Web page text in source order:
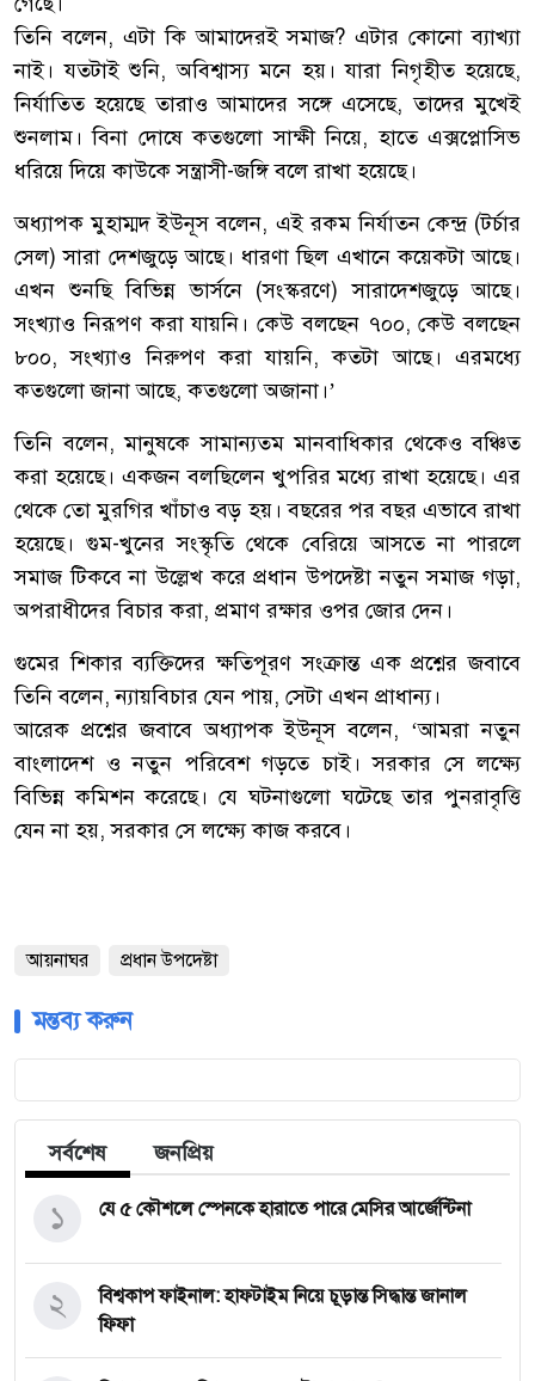
তিনি বলেন, এটা কি আমাদেরই সমাজ? এটার কোনো ব্যাখ্যা
নাই। যতটাই শুনি, অবিশ্বাস্য মনে হয়। যারা নিগৃহীত হয়েছে,
নির্যাতিত হয়েছে তারাও আমাদের সঙ্গে এসেছে, তাদের মুখেই
শুনলাম। বিনা দোষে কতগুলো সাক্ষী নিয়ে, হাতে এক্সপ্লোসিভ
ধরিয়ে দিয়ে কাউকে সন্ত্রাসী-জঙ্গি বলে রাখা হয়েছে।
অধ্যাপক মুহাম্মদ ইউনূস বলেন, এই রকম নির্যাতন কেন্দ্র (টর্চার
সেল) সারা দেশজুড়ে আছে। ধারণা ছিল এখানে কয়েকটা আছে।
এখন শুনছি বিভিন্ন ভার্সনে (সংস্করণে) সারাদেশজুড়ে আছে।
সংখ্যাও নিরূপণ করা যায়নি। কেউ বলছেন ৭০০, কেউ বলছেন
৮০০, সংখ্যাও নিরুপণ করা যায়নি, কতটা আছে। এরমধ্যে
কতগুলো জানা আছে, কতগুলো অজানা।’
তিনি বলেন, মানুষকে সামান্যতম মানবাধিকার থেকেও বঞ্চিত
করা হয়েছে। একজন বলছিলেন খুপরির মধ্যে রাখা হয়েছে। এর
থেকে তো মুরগির খাঁচাও বড় হয়। বছরের পর বছর এভাবে রাখা
হয়েছে। গুম-খুনের সংস্কৃতি থেকে বেরিয়ে আসতে না পারলে
সমাজ টিকবে না উল্লেখ করে প্রধান উপদেষ্টা নতুন সমাজ গড়া,
অপরাধীদের বিচার করা, প্রমাণ রক্ষার ওপর জোর দেন।
গুমের শিকার ব্যক্তিদের ক্ষতিপূরণ সংক্রান্ত এক প্রশ্নের জবাবে
তিনি বলেন, ন্যায়বিচার যেন পায়, সেটা এখন প্রাধান্য।
আরেক প্রশ্নের জবাবে অধ্যাপক ইউনূস বলেন, ‘আমরা নতুন
বাংলাদেশ ও নতুন পরিবেশ গড়তে চাই। সরকার সে লক্ষ্যে
বিভিন্ন কমিশন করেছে। যে ঘটনাগুলো ঘটেছে তার পুনরাবৃত্তি
যেন না হয়, সরকার সে লক্ষ্যে কাজ করবে।
আয়নাঘর প্রধান উপদেষ্টা
মন্তব্য করুন
সর্বশেষ জনপ্রিয়
যে ৫ কৌশলে স্পেনকে হারাতে পারে মেসির আর্জেন্টিনা
১
বিশ্বকাপ ফাইনাল: হাফটাইম নিয়ে চূড়ান্ত সিদ্ধান্ত জানাল
ফিফা
২